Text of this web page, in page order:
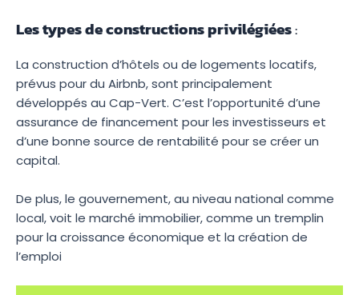
Les types de constructions privilégiées:
La construction d’hôtels ou de logements locatifs,
prévus pour du Airbnb, sont principalement
développés au Cap-Vert. C’est l’opportunité d’une
assurance de financement pour les investisseurs et
d’une bonne source de rentabilité pour se créer un
capital.
De plus, le gouvernement, au niveau national comme
local, voit le marché immobilier, comme un tremplin
pour la croissance économique et la création de
l’emploi